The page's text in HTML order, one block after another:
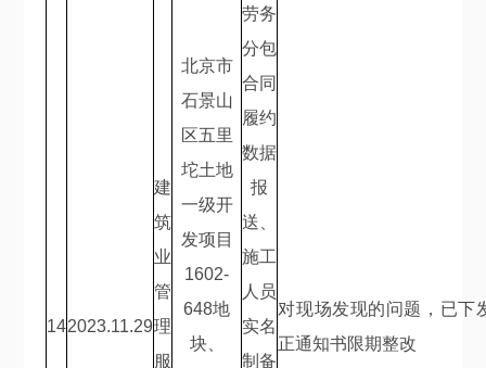
142023.11.29
建
筑
业
管
理
服
北京市
石景山
区五里
坨土地
一级开
发项目
1602-
648地
块、
劳务
分包
合同
履约
数据
报
送、
施工
人员
实名
制备
对现场发现的问题，已下
正通知书限期整改